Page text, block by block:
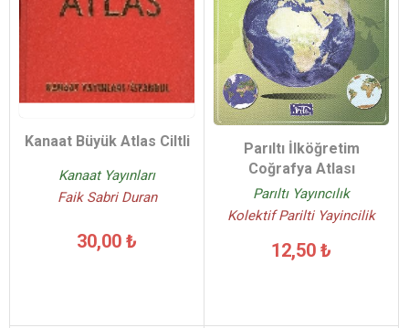
Kanaat Büyük Atlas Ciltli
Kanaat Yayınları
Faik Sabri Duran
30,00 ₺
Parıltı İlköğretim
Coğrafya Atlası
Parıltı Yayıncılık
Kolektif Parilti Yayincilik
12,50 ₺